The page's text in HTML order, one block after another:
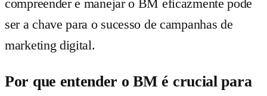
compreender e manejar o BM eficazmente pode
ser a chave para o sucesso de campanhas de
marketing digital.
Por que entender o BM é crucial para